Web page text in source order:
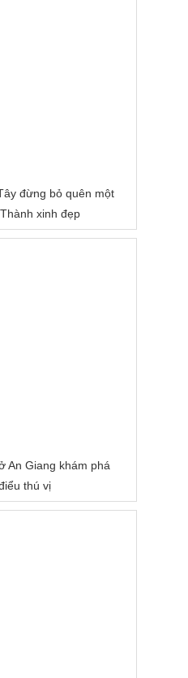
đừng bỏ quên một
xinh đẹp
An Giang khám phá
thú vị